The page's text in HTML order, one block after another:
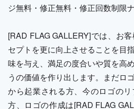
ジ無料・修正無料・修正回数制限ナ
[RAD FLAG GALLERY]では、お
セプトを更に向上させることを目
味を与え、満足の度合いや質を高
うの価値を作り出します。まだロ
から起業される方、今のロゴの
方、ロゴの作成は[RAD FLAG